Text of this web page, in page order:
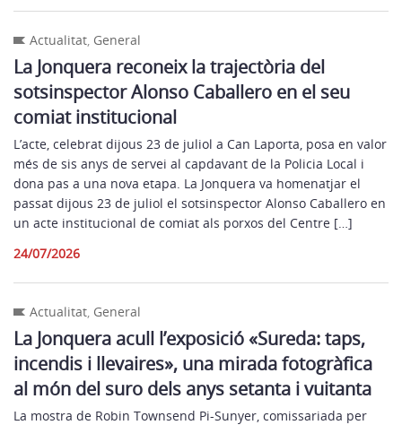
Actualitat, General
La Jonquera reconeix la trajectòria del
sotsinspector Alonso Caballero en el seu
comiat institucional
L’acte, celebrat dijous 23 de juliol a Can Laporta, posa en valor
més de sis anys de servei al capdavant de la Policia Local i
dona pas a una nova etapa. La Jonquera va homenatjar el
passat dijous 23 de juliol el sotsinspector Alonso Caballero en
un acte institucional de comiat als porxos del Centre […]
24/07/2026
Actualitat, General
La Jonquera acull l’exposició «Sureda: taps,
incendis i llevaires», una mirada fotogràfica
al món del suro dels anys setanta i vuitanta
La mostra de Robin Townsend Pi-Sunyer, comissariada per